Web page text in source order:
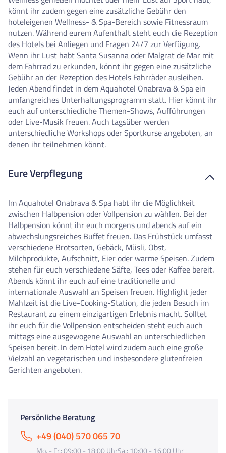
könnt ihr zudem gegen eine zusätzliche Gebühr den
hoteleigenen Wellness- & Spa-Bereich sowie Fitnessraum
nutzen. Während eurem Aufenthalt steht euch die Rezeption
des Hotels bei Anliegen und Fragen 24/7 zur Verfügung.
Wenn ihr Lust habt Santa Susanna oder Malgrat de Mar mit
dem Fahrrad zu erkunden, könnt ihr gegen eine zusätzliche
Gebühr an der Rezeption des Hotels Fahrräder ausleihen.
Jeden Abend findet in dem Aquahotel Onabrava & Spa ein
umfangreiches Unterhaltungsprogramm statt. Hier könnt ihr
euch auf unterschiedliche Themen-Shows, Aufführungen
oder Live-Musik freuen. Auch tagsüber werden
unterschiedliche Workshops oder Sportkurse angeboten, an
denen ihr teilnehmen könnt.
Eure Verpflegung
Im Aquahotel Onabrava & Spa habt ihr die Möglichkeit
zwischen Halbpension oder Vollpension zu wählen. Bei der
Halbpension könnt ihr euch morgens und abends auf ein
abwechslungsreiches Buffet freuen. Das Frühstück umfasst
verschiedene Brotsorten, Gebäck, Müsli, Obst,
Milchprodukte, Aufschnitt, Eier oder warme Speisen. Zudem
stehen für euch verschiedene Säfte, Tees oder Kaffee bereit.
Abends könnt ihr euch auf eine traditionelle und
internationale Auswahl an Speisen freuen. Highlight jeder
Mahlzeit ist die Live-Cooking-Station, die jeden Besuch im
Restaurant zu einem einzigartigen Erlebnis macht. Solltet
ihr euch für die Vollpension entscheiden steht euch auch
mittags eine ausgewogene Auswahl an unterschiedlichen
Speisen bereit. In dem Hotel wird zudem auch eine große
Vielzahl an vegetarischen und insbesondere glutenfreien
Gerichten angeboten.
Persönliche Beratung
+49 (040) 570 065 70
Mo. - Fr.: 09:00 - 18:00 UhrSa.: 10:00 - 16:00 Uhr